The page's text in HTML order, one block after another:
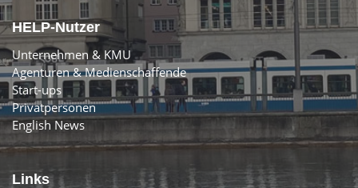
HELP-Nutzer
Unternehmen & KMU
Agenturen & Medienschaffende
Start-ups
Privatpersonen
English News
Links